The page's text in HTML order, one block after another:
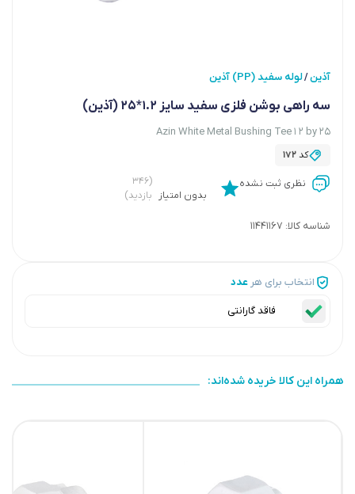
آذین/لوله سفید (PP) آذین
سه راهی بوشن فلزی سفید سایز 1.2*25 (آذین)
Azin White Metal Bushing Tee 1 2 by 25
کد172
نظری ثبت نشده
بدون امتیاز
(۳۴۶
بازدید)
شناسه کالا: 11441167
انتخاب برای هر عدد
فاقد گارانتی
همراه این کالا خریده شده‌اند: